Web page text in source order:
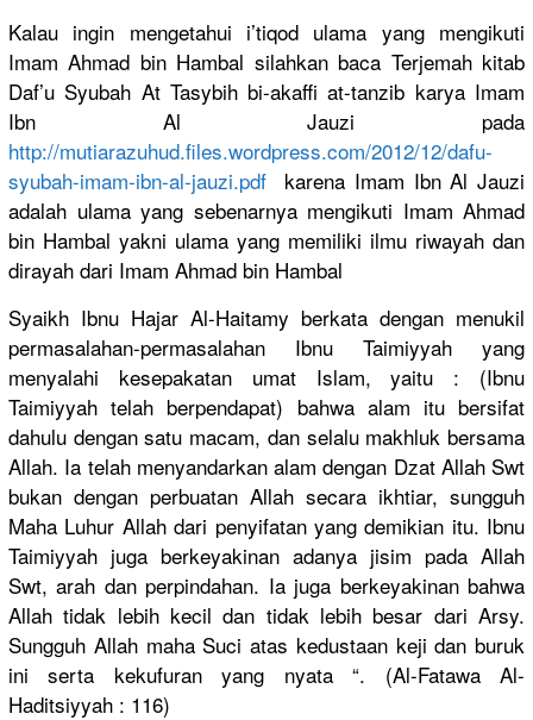
Kalau ingin mengetahui i’tiqod ulama yang mengikuti
Imam Ahmad bin Hambal silahkan baca Terjemah kitab
Daf’u Syubah At Tasybih bi-akaffi at-tanzib karya Imam
Ibn Al Jauzi pada
http://mutiarazuhud.files.wordpress.com/2012/12/dafu-
syubah-imam-ibn-al-jauzi.pdf karena Imam Ibn Al Jauzi
adalah ulama yang sebenarnyamengikuti Imam Ahmad
bin Hambal yakni ulama yang memiliki ilmu riwayah dan
dirayah dari Imam Ahmad bin Hambal
Syaikh Ibnu Hajar Al-Haitamy berkata dengan menukil
permasalahan-permasalahan Ibnu Taimiyyah yang
menyalahi kesepakatan umat Islam, yaitu : (Ibnu
Taimiyyah telah berpendapat) bahwa alam itu bersifat
dahulu dengan satu macam, dan selalu makhluk bersama
Allah. Ia telah menyandarkan alam dengan Dzat Allah Swt
bukan dengan perbuatan Allah secara ikhtiar, sungguh
Maha Luhur Allah dari penyifatanyang demikian itu. Ibnu
Taimiyyah juga berkeyakinan adanya jisim pada Allah
Swt, arah dan perpindahan. Ia juga berkeyakinan bahwa
Allah tidak lebih kecil dan tidak lebih besar dari Arsy.
Sungguh Allah maha Suci atas kedustaan keji dan buruk
ini serta kekufuran yang nyata “. (Al-FatawaAl-
Haditsiyyah : 116)